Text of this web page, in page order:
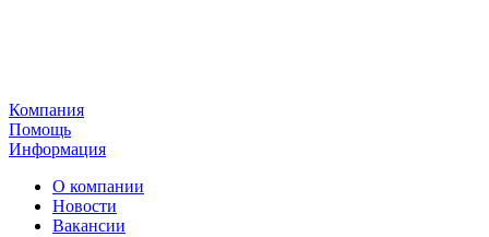
Компания
Помощь
Информация
О компании
Новости
Вакансии